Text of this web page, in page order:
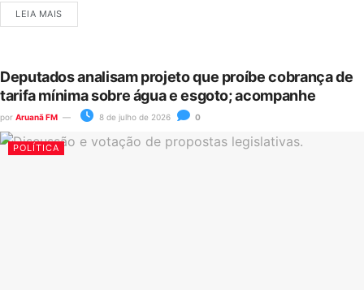
LEIA MAIS
Deputados analisam projeto que proíbe cobrança de
tarifa mínima sobre água e esgoto; acompanhe
por Aruanã FM 8 de julho de 2026 0
POLÍTICA